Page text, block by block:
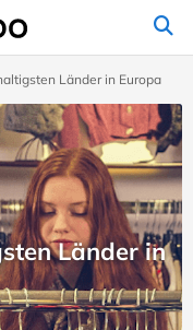
Länder in Europa
Länder in